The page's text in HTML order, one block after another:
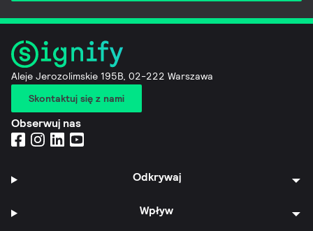
Aleje Jerozolimskie 195B, 02-222 Warszawa
Skontaktuj się z nami
Obserwuj nas
Odkrywaj
Wpływ